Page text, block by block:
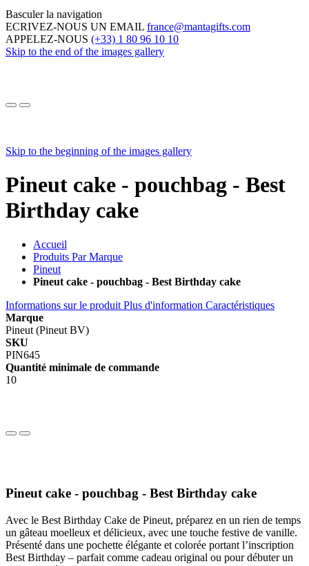
Basculer la navigation
ECRIVEZ-NOUS UN EMAIL france@mantagifts.com
APPELEZ-NOUS (+33) 1 80 96 10 10
Skip to the end of the images gallery
Skip to the beginning of the images gallery
Pineut cake - pouchbag - Best
Birthday cake
Accueil
Produits Par Marque
Pineut
Pineut cake - pouchbag - Best Birthday cake
Informations sur le produit Plus d'information Caractéristiques
Marque
Pineut (Pineut BV)
SKU
PIN645
Quantité minimale de commande
10
Pineut cake - pouchbag - Best Birthday cake
Avec le Best Birthday Cake de Pineut, préparez en un rien de temps
un gâteau moelleux et délicieux, avec une touche festive de vanille.
Présenté dans une pochette élégante et colorée portant l’inscription
Best Birthday – parfait comme cadeau original ou pour débuter un